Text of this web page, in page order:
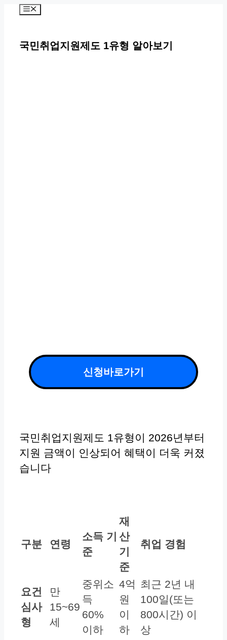
메
국민취업지원제도 1유형 알아보기
신청바로가기
국민취업지원제도 1유형이 2026년부터
지원 금액이 인상되어 혜택이 더욱 커졌
습니다
구분 연령
소득 기
준
재
산
기
준
취업 경험
요건
심사
형
만
15~69
세
중위소
득
60%
이하
4억
원
이
하
최근 2년 내
100일(또는
800시간) 이
상